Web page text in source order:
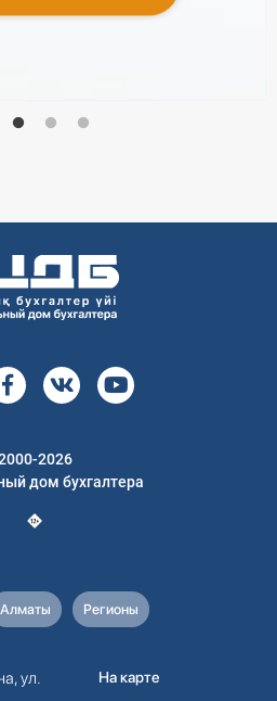
2026
дом бухгалтера
Алматы Регионы
ул.
На карте